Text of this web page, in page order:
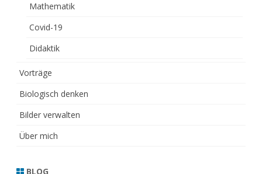
Mathematik
Covid-19
Didaktik
Vorträge
Biologisch denken
Bilder verwalten
Über mich
BLOG